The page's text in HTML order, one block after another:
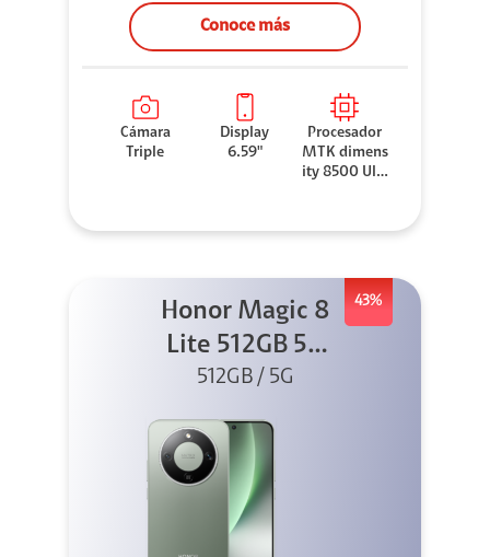
Conoce más
Cámara
Triple
Display
6.59"
Procesador
MTK dimens
ity 8500 Ultr
43%
Honor Magic 8
Lite 512GB 5G
Verde
512GB / 5G